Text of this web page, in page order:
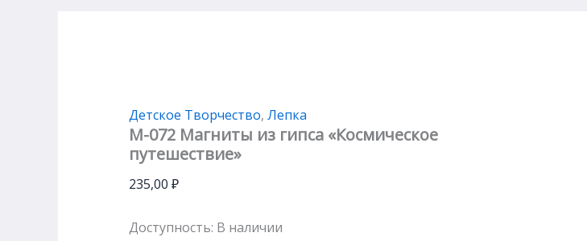
Детское Творчество, Лепка
М-072 Магниты из гипса «Космическое
путешествие»
235,00 ₽
Доступность: В наличии